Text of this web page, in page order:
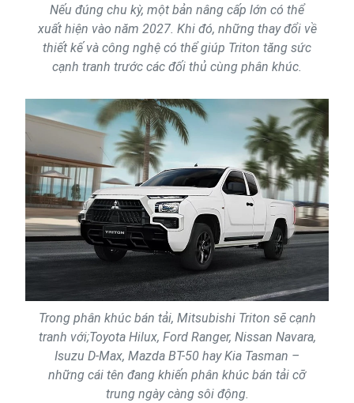
Nếu đúng chu kỳ, một bản nâng cấp lớn có thể
xuất hiện vào năm 2027. Khi đó, những thay đổi về
thiết kế và công nghệ có thể giúp Triton tăng sức
cạnh tranh trước các đối thủ cùng phân khúc.
Trong phân khúc bán tải, Mitsubishi Triton sẽ cạnh
tranh với;Toyota Hilux, Ford Ranger, Nissan Navara,
Isuzu D-Max, Mazda BT-50 hay Kia Tasman –
những cái tên đang khiến phân khúc bán tải cỡ
trung ngày càng sôi động.